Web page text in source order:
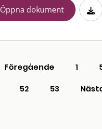
Öppna dokument
Föregående 1
52
53